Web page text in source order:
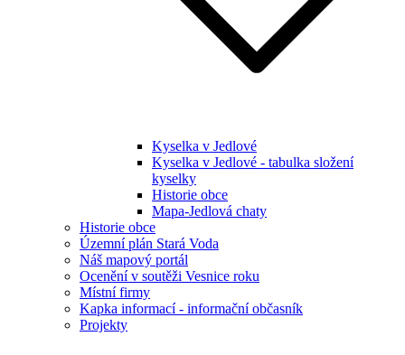
Kyselka v Jedlové
Kyselka v Jedlové - tabulka složení
kyselky
Historie obce
Mapa-Jedlová chaty
Historie obce
Územní plán Stará Voda
Náš mapový portál
Ocenění v soutěži Vesnice roku
Místní firmy
Kapka informací - informační občasník
Projekty